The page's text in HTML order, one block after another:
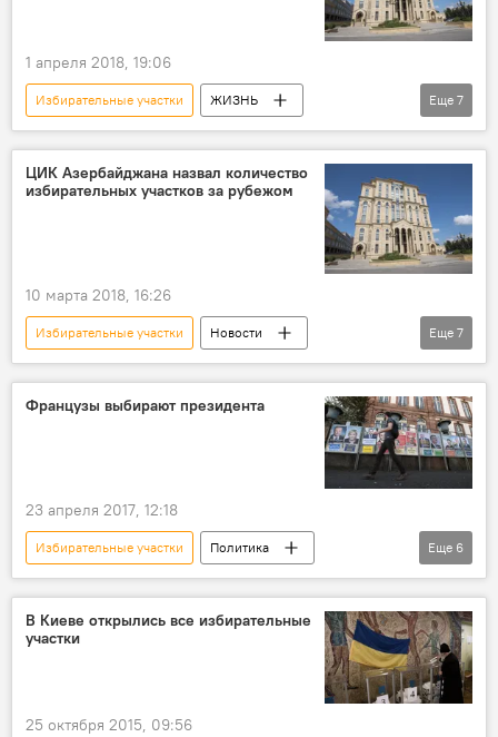
1 апреля 2018, 19:06
Избирательные участки
ЖИЗНЬ
Азербайджан
Политика
Новости
голосование
Президентские выборы
Еще 7
ЦИК Азербайджана назвал количество
избирательных участков за рубежом
10 марта 2018, 16:26
Избирательные участки
Новости
Азербайджан
Политика
Зампред ЦИК Натиг Мамедов
голосование
Еще 7
Французы выбирают президента
23 апреля 2017, 12:18
Избирательные участки
Политика
Новости
Новости мира
Франция
Президентские выборы
безопасность
кандидаты
Еще 6
В Киеве открылись все избирательные
участки
25 октября 2015, 09:56